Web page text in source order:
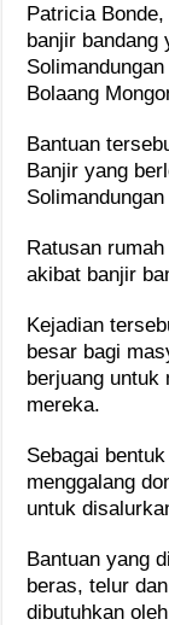
Patricia
banjir bandang
Bolaang
Bantuan
Banjir yang
Ratusan
akibat banjir
Kejadian
besar bagi
berjuang untuk
mereka.
Sebagai
menggalang
untuk
Bantuan yang
beras, telur
dibutuhkan